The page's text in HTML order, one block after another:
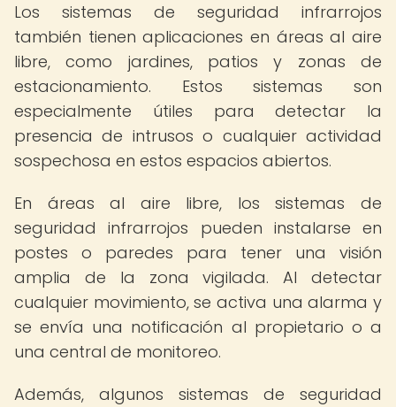
Los sistemas de seguridad infrarrojos
también tienen aplicaciones en áreas al aire
libre, como jardines, patios y zonas de
estacionamiento. Estos sistemas son
especialmente útiles para detectar la
presencia de intrusos o cualquier actividad
sospechosa en estos espacios abiertos.
En áreas al aire libre, los sistemas de
seguridad infrarrojos pueden instalarse en
postes o paredes para tener una visión
amplia de la zona vigilada. Al detectar
cualquier movimiento, se activa una alarma y
se envía una notificación al propietario o a
una central de monitoreo.
Además, algunos sistemas de seguridad